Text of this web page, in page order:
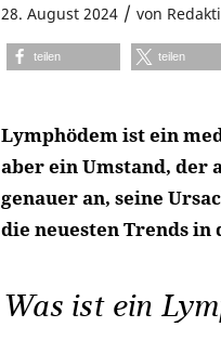
28. August 2024 / von
teilen teilen
Lymphödem ist ein
aber ein Umstand, der
genauer an, seine
die neuesten Trends in
Was ist ein